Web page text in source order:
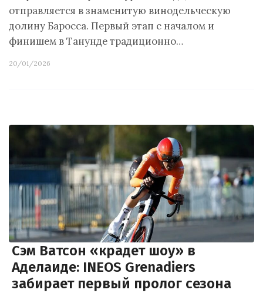
отправляется в знаменитую винодельческую
долину Баросса. Первый этап с началом и
финишем в Танунде традиционно…
20/01/2026
Сэм Ватсон «крадет шоу» в
Аделаиде: INEOS Grenadiers
забирает первый пролог сезона